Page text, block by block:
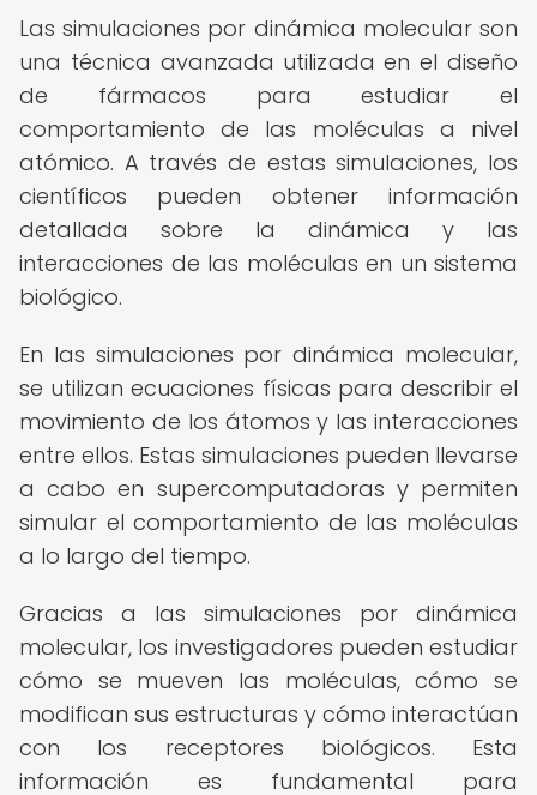
Las simulaciones por dinámica molecular son
una técnica avanzada utilizada en el diseño
de fármacos para estudiar el
comportamiento de las moléculas a nivel
atómico. A través de estas simulaciones, los
científicos pueden obtener información
detallada sobre la dinámica y las
interacciones de las moléculas en un sistema
biológico.
En las simulaciones por dinámica molecular,
se utilizan ecuaciones físicas para describir el
movimiento de los átomos y las interacciones
entre ellos. Estas simulaciones pueden llevarse
a cabo en supercomputadoras y permiten
simular el comportamiento de las moléculas
a lo largo del tiempo.
Gracias a las simulaciones por dinámica
molecular, los investigadores pueden estudiar
cómo se mueven las moléculas, cómo se
modifican sus estructuras y cómo interactúan
con los receptores biológicos. Esta
información es fundamental para